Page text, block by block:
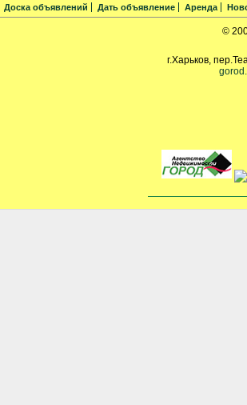
Доска объявлений Дать объявление Аренда
©
г.Харьков,